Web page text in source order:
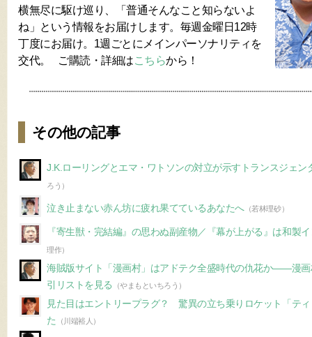
横無尽に駆け巡り、「普通そんなこと知らないよ
ね」という情報をお届けします。毎週金曜日12時
丁度にお届け。1週ごとにメインパーソナリティを
交代。 ご購読・詳細はこちらから！
その他の記事
J.K.ローリングとエマ・ワトソンの対立が示すトランスジェン
ろう）
泣き止まない赤ん坊に疲れ果てているあなたへ（若林理砂）
『寄生獣・完結編』の思わぬ副産物／『幕が上がる』は和製
理作）
海賊版サイト「漫画村」はアドテク全盛時代の仇花か――漫
引リストを見る
（やまもといちろう）
見た目はエントリープラグ？ 驚異の立ち乗りロケット「テ
た
（川端裕人）